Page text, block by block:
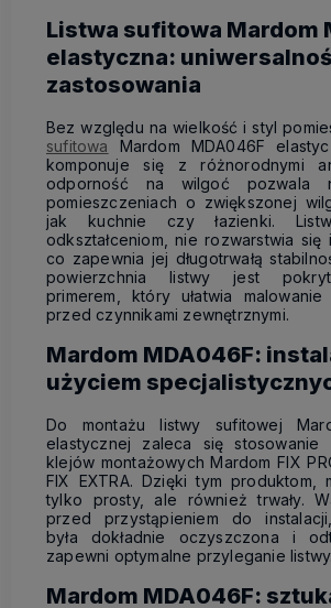
Listwa sufitowa Mardom
elastyczna:
zastosowania
Bez względu na wielkość i styl
sufitowa Mardom MDA046F
komponuje się z różnorodnymi
odporność na wilgoć pozwala
pomieszczeniach o zwiększonej
jak kuchnie czy łazienki.
odkształceniom, nie rozwarstwia się
co zapewnia jej długotrwałą
powierzchnia listwy jest
primerem, który ułatwia
przed czynnikami zewnętrznymi.
Mardom MDA046F:
użyciem
Do montażu listwy sufitowej
elastycznej zaleca się stosowanie
klejów montażowych Mardom FIX
FIX EXTRA. Dzięki tym produktom,
tylko prosty, ale również trwały.
przed przystąpieniem do
była dokładnie oczyszczona i
zapewni optymalne przyleganie listwy.
Mardom MDA046F: